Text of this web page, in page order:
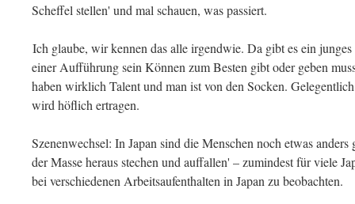
Scheffel stellen' und mal schauen, was passiert.
Ich glaube, wir kennen das alle irgendwie. Da gibt es ein
einer Aufführung sein Können zum Besten gibt oder geben
haben wirklich Talent und man ist von den Socken.
wird höflich ertragen.
Szenenwechsel: In Japan sind die Menschen noch etwas
der Masse heraus stechen und auffallen' – zumindest für viele
bei verschiedenen Arbeitsaufenthalten in Japan zu beobachten.